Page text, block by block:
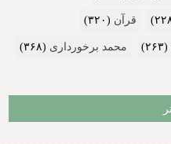
قرآن (۳۲۰)
(۲۶۳) محمد برخورداری (۳۶۸)